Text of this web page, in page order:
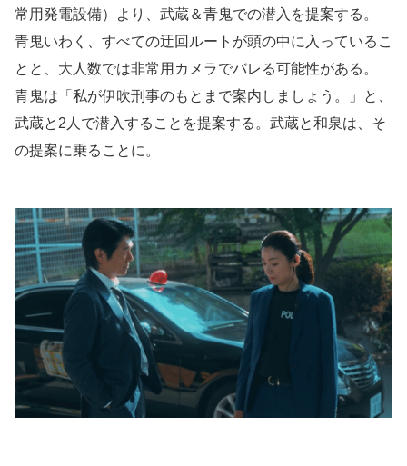
常用発電設備）より、武蔵＆青鬼での潜入を提案する。
青鬼いわく、すべての迂回ルートが頭の中に入っているこ
とと、大人数では非常用カメラでバレる可能性がある。
青鬼は「私が伊吹刑事のもとまで案内しましょう。」と、
武蔵と2人で潜入することを提案する。武蔵と和泉は、そ
の提案に乗ることに。